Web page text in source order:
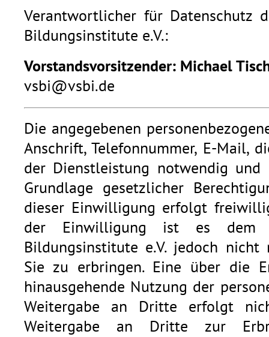
Verantwortlicher für Datenschutz
Bildungsinstitute e.V.:
Vorstandsvorsitzender: Michael
vsbi@vsbi.de
Die angegebenen
Anschrift, Telefonnummer, E-Mail,
der Dienstleistung notwendig
Grundlage gesetzlicher
dieser Einwilligung erfolgt
der Einwilligung ist es dem
Bildungsinstitute e.V. jedoch
Sie zu erbringen. Eine über die
hinausgehende Nutzung der
Weitergabe an Dritte erfolgt
Weitergabe an Dritte zur